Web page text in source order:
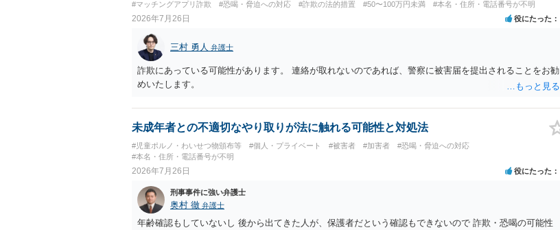
#マッチングアプリ詐欺 #恐喝・脅迫への対応 #詐欺の法的措置 #50〜100万円未満 #本名・住所・電話番号が不明
2026年7月26日 役にたった
三村 勇人 弁護士
詐欺にあっている可能性があります。 連絡が取れないのであれば、警察に被害届を提出されることをお勧
めいたします。
未成年者との不適切なやり取りが法に触れる可能性と対処法
#児童ポルノ・わいせつ物頒布等 #個人・プライベート #被害者 #加害者
#恐喝・脅迫への対応
#本名・住所・電話番号が不明
2026年7月26日 役にたった
刑事事件に強い弁護士
奥村 徹 弁護士
年齢確認もしていないし 後から出てきた人が、保護者だという確認もできないので 詐欺・恐喝の可能性